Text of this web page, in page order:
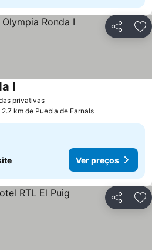
Partilhar
privativas
I
2.7 km de Puebla de Farnals
Ver preços
Partilhar